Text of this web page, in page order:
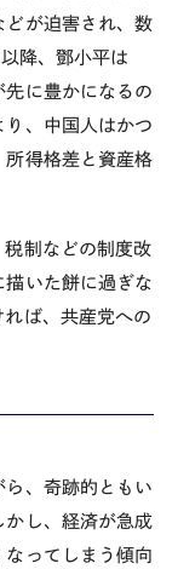
どが迫害され、数
降、鄧小平は
先に豊かになるの
り、中国人はかつ
所得格差と資産格
税制などの制度改
いた餅に過ぎな
ば、共産党への
ら、奇跡的ともい
かし、経済が急成
ってしまう傾向